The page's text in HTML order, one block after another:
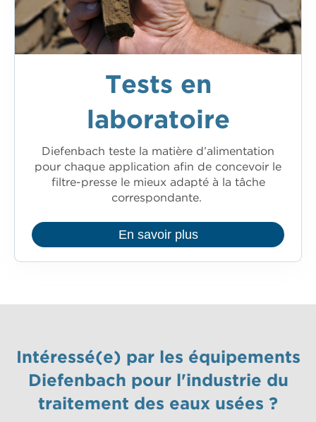
Tests en
laboratoire
Diefenbach teste la matière d’alimentation
pour chaque application afin de concevoir le
filtre-presse le mieux adapté à la tâche
correspondante.
En savoir plus
Intéressé(e) par les équipements
Diefenbach pour l'industrie du
traitement des eaux usées ?